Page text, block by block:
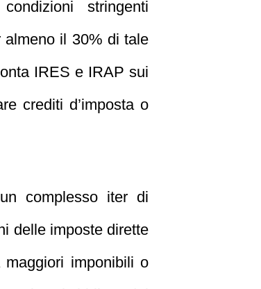
stringenti
almeno il 30% di tale
IRES e IRAP sui
crediti d’imposta o
complesso iter di
delle imposte dirette
imponibili o